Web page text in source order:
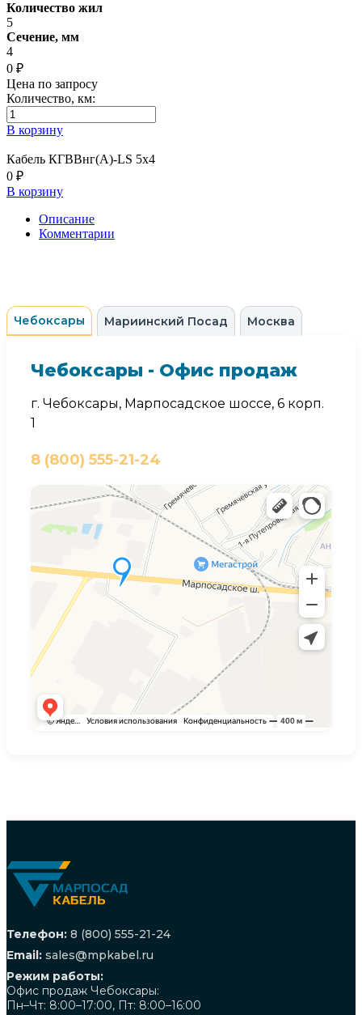
Количество жил
5
Сечение, мм
4
0 ₽
Цена по запросу
Количество, км:
В корзину
Кабель КГВВнг(А)-LS 5х4
0 ₽
В корзину
Описание
Комментарии
Чебоксары Мариинский Посад Москва
Чебоксары - Офис продаж
г. Чебоксары, Марпосадское шоссе, 6 корп.
1
8 (800) 555-21-24
Телефон: 8 (800) 555-21-24
Email: sales@mpkabel.ru
Режим работы:
Офис продаж Чебоксары:
Пн–Чт: 8:00–17:00, Пт: 8:00–16:00